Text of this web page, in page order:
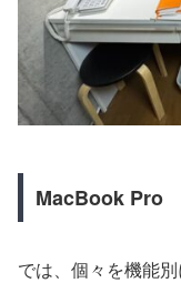
MacBook Pro
では、個々を機能